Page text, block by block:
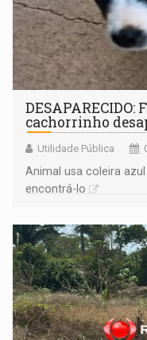
cachorrinho
Utilidade Pública
Animal usa coleira
encontrá-lo